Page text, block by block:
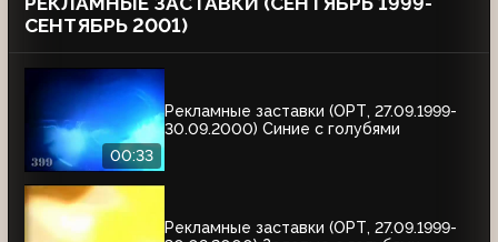
СЕНТЯБРЬ 2001)
00:33
Рекламные заставки (ОРТ, 27.09.1999-
30.09.2000) Синие с голубями
Рекламные заставки (ОРТ, 27.09.1999-